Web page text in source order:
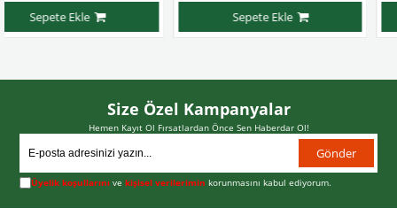
Size Özel Kampanyalar
Hemen Kayıt Ol Fırsatlardan Önce Sen Haberdar Ol!
Gönder
Üyelik koşullarını vekişisel verilerimin korunmasını kabul ediyorum.